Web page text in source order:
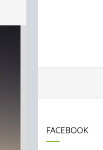
FACEBOOK